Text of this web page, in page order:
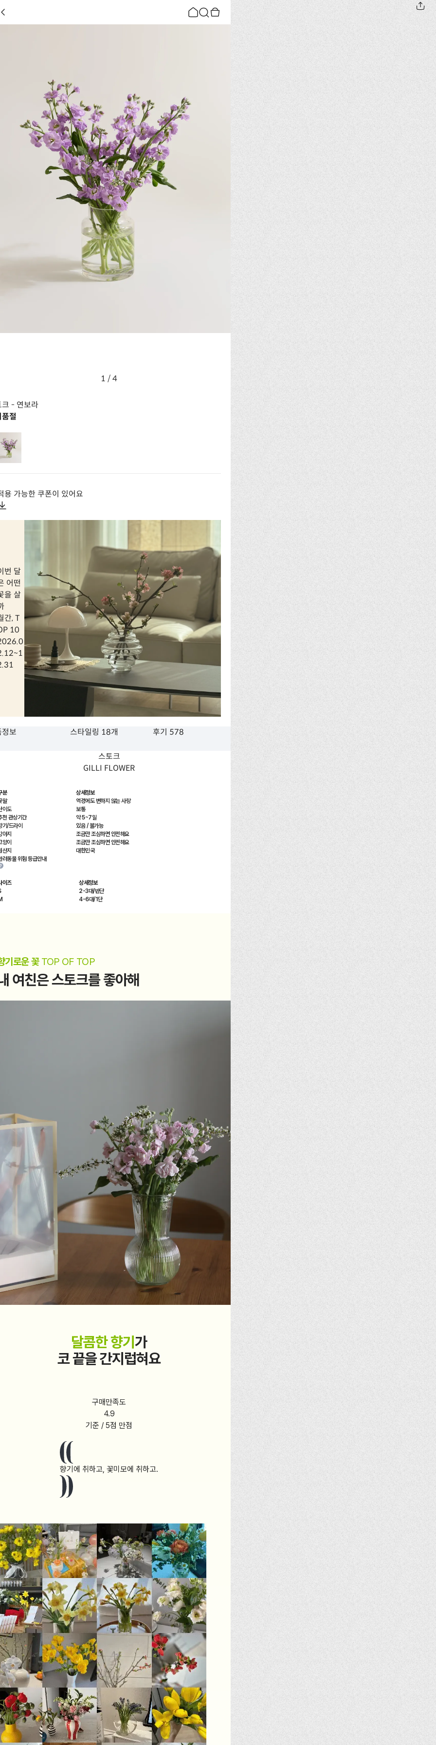
1 /4
- 연보라
절
용 가능한 쿠폰이 있어요
번 달
어떤
을 살
간, T
10
~1
보 스타일링 18개 후기 578
스토크
GILLI FLOWER
분
상세정보
말
역경에도 변하지 않는 사랑
이도
보통
천 관상기간
약 5~7일
기/드라이
있음 / 불가능
아지
조금만 조심하면 안전해요
양이
조금만 조심하면 안전해요
산지
대한민국
려동물 위험 등급안내
이즈
상세정보
2-3대/반단
4-6대/1단
기로운 꽃TOP OF TOP
여친은 스토크를 좋아해
달콤한 향기 가
코끝을 간지럽혀요
구매만족도
4.9
기준 / 5점 만점
향기에 취하고, 꽃미모에 취하고.